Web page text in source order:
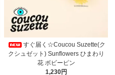
すぐ届く☆Coucou Suzette(ク
クシュゼット) Sunflowers ひまわり
花 ボビーピン
1,230円